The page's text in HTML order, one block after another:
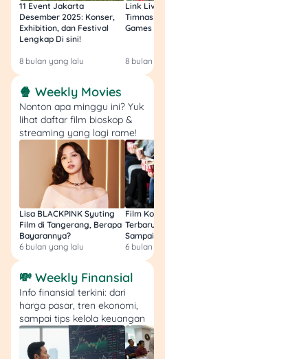
11 Event Jakarta
Desember 2025: Konser,
Exhibition, dan Festival
Lengkap Di sini!
8 bulan yang lalu
Link Live Streaming
Timnas vs Filipina SEA
Games Malam Ini, Gratis!
8 bulan yang lalu
🍿 Weekly Movies
Nonton apa minggu ini? Yuk
lihat daftar film bioskop &
streaming yang lagi rame!
Lisa BLACKPINK Syuting
Film di Tangerang, Berapa
Bayarannya?
6 bulan yang lalu
Film Komedi Indonesia
Terbaru 2026, Siap Ngakak
Sampai Sakit Perut!
6 bulan yang lalu
💸 Weekly Finansial
Info finansial terkini: dari
harga pasar, tren ekonomi,
sampai tips kelola keuangan